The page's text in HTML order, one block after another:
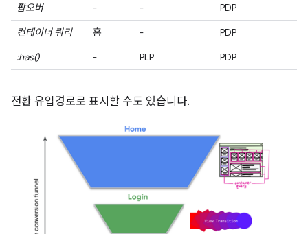
팝오버
- -
PDP
컨테이너 쿼리
홈 -
PDP
:has()
- PLP PDP
전환 유입경로로 표시할 수도 있습니다.